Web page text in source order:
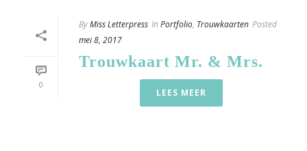
0
ByMiss Letterpress In Portfolio, Trouwkaarten Posted
mei 8, 2017
Trouwkaart Mr. & Mrs.
LEES MEER